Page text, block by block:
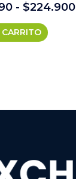
- $224.900